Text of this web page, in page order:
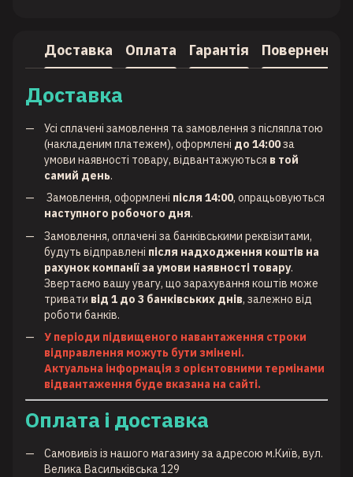
Доставка Оплата Гарантія Повернення
Доставка
Усі сплачені замовлення та замовлення з післяплатою
(накладеним платежем), оформлені до 14:00за
умови наявності товару, відвантажуються в той
самий день.
Замовлення, оформлені після 14:00, опрацьовуються
наступного робочого дня.
Замовлення, оплачені за банківськими реквізитами,
будуть відправлені після надходження коштів на
рахунок компанії за умови наявності товару.
Звертаємо вашу увагу, що зарахування коштів може
тривати від 1 до 3 банківських днів, залежно від
роботи банків.
У періоди підвищеного навантаження строки
відправлення можуть бути змінені.
Актуальна інформація з орієнтовними термінами
відвантаження буде вказана на сайті.
Оплата і доставка
Самовивіз із нашого магазину за адресою м.Київ, вул.
Велика Васильківська 129